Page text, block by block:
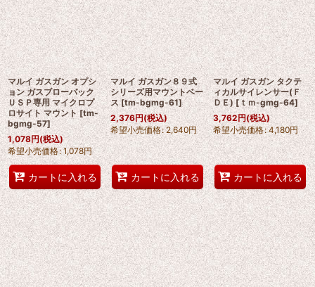
マルイ ガスガン オプシ
ョン ガスブローバック
ＵＳＰ専用 マイクロプ
ロサイト マウント [tm-
bgmg-57]
1,078円(税込)
希望小売価格: 1,078円
カートに入れる
マルイ ガスガン８９式
シリーズ用マウントベー
ス [tm-bgmg-61]
2,376円(税込)
希望小売価格: 2,640円
カートに入れる
マルイ ガスガン タクテ
ィカルサイレンサー(Ｆ
ＤＥ) [ｔｍ-gmg-64]
3,762円(税込)
希望小売価格: 4,180円
カートに入れる